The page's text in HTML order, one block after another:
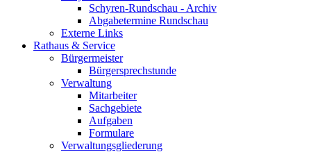
Schyren-Rundschau - Archiv
Abgabetermine Rundschau
Externe Links
Rathaus & Service
Bürgermeister
Bürgersprechstunde
Verwaltung
Mitarbeiter
Sachgebiete
Aufgaben
Formulare
Verwaltungsgliederung